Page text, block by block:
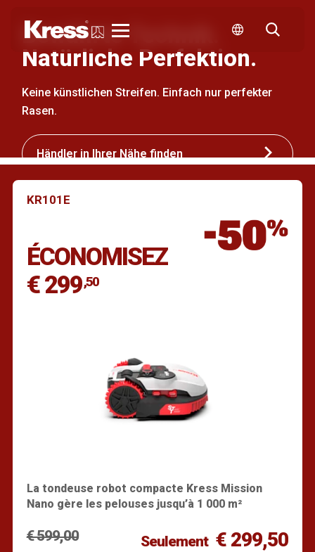
Bewährte Technik.
Natürliche Perfektion.
Keine künstlichen Streifen. Einfach nur perfekter
Rasen.
Händler in Ihrer Nähe finden
KR101E
ÉCONOMISEZ
€ 299,50
La tondeuse robot compacte Kress Mission
Nano gère les pelouses jusqu’à 1 000 m²
€ 599,00 Seulement € 299,50